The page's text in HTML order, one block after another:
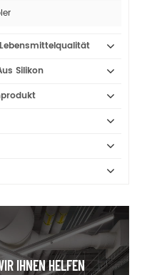
Silikon
IHNEN HELFEN